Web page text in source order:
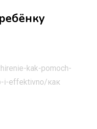
kak-pomoch-
i-effektivno/как